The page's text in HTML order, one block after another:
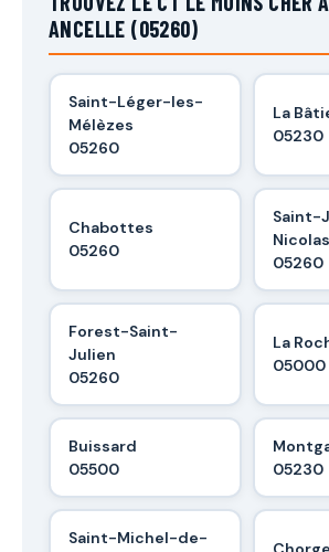
ANCELLE (05260)
Saint-Léger-les-
Mélèzes
05260
La
05230
Chabottes
05260
Saint-
Nicolas
05260
Forest-Saint-
Julien
05260
La
05000
Buissard
05500
05230
Saint-Michel-de-